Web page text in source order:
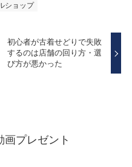
ショップ
初心者が古着せどりで失敗
するのは店舗の回り方・選
び方が悪かった
プレゼント